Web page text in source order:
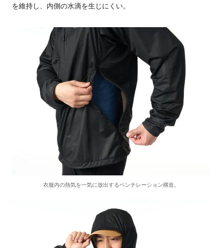
を維持し、内側の水滴を生じにくい。
衣服内の熱気を一気に放出するベンチレーション構造。